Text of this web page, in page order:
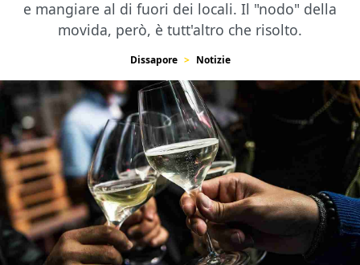
e mangiare al di fuori dei locali. Il "nodo" della
movida, però, è tutt'altro che risolto.
Dissapore Notizie